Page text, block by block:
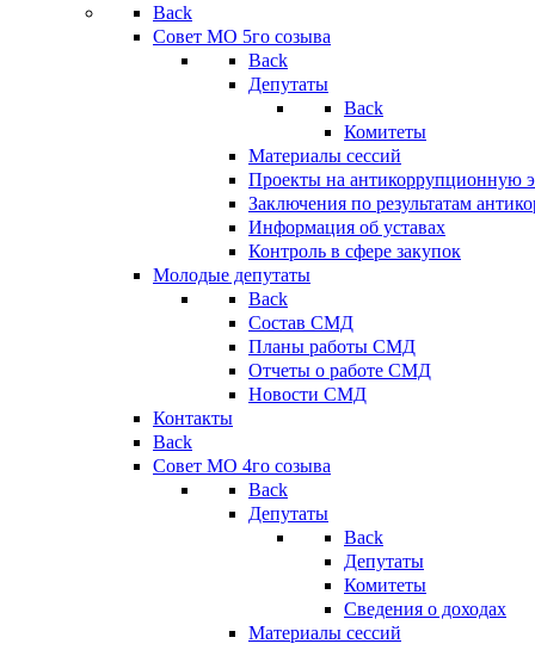
Back
Совет МО 5го созыва
Back
Депутаты
Back
Комитеты
Материалы сессий
Проекты на антикоррупционную
Заключения по результатам
Информация об уставах
Контроль в сфере закупок
Молодые депутаты
Back
Состав СМД
Планы работы СМД
Отчеты о работе СМД
Новости СМД
Контакты
Back
Совет МО 4го созыва
Back
Депутаты
Back
Депутаты
Комитеты
Сведения о доходах
Материалы сессий